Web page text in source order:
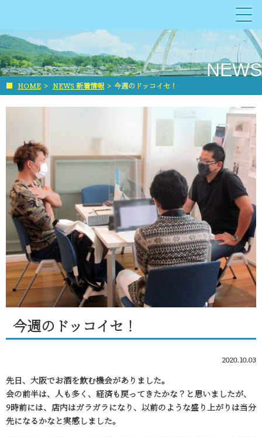
NEWS
■ HOME > NEWS 新着情報 > 今週のドッコイセ！
今週のドッコイセ！
2020.10.03
先日、大阪でお酒を飲む機会がありました。
会の前半は、人も多く、経済も戻ってきたかな？と思いましたが、
9時前には、店内はガラガラになり、以前のような盛り上がりは当分
先になるかなと実感しました。